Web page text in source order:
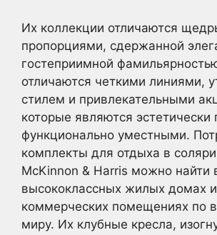
Их коллекции отличаются
пропорциями, сдержанной
гостеприимной
отличаются четкими линиями,
стилем и привлекательными
которые являются
функционально уместными.
комплекты для отдыха в
McKinnon & Harris можно найти
высококлассных жилых домах
коммерческих помещениях по
миру. Их клубные кресла,